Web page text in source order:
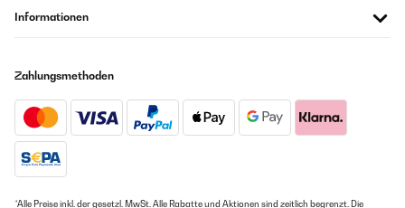
Informationen
Zahlungsmethoden
*Alle Preise inkl. der gesetzl. MwSt. Alle Rabatte und Aktionen sind zeitlich begrenzt. Die